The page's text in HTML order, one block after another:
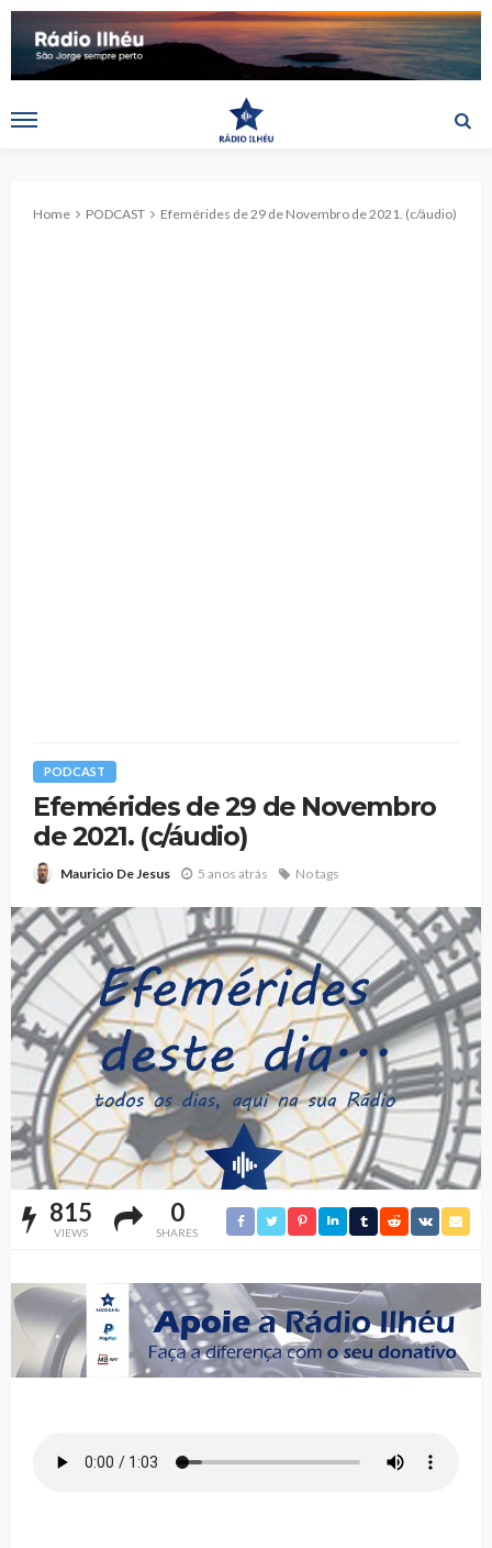
Home PODCAST Efemérides de 29 de Novembro de 2021. (c/áudio)
PODCAST
Efemérides de 29 de Novembro
de 2021. (c/áudio)
Mauricio De Jesus 5 anos atrás No tags
815
VIEWS
0
SHARES